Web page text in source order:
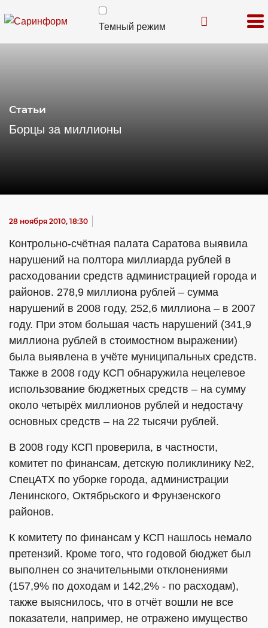
Темный режим
Статьи
Борцы за миллионы
28 ноября 2010, 18:30
Контрольно-счётная палата Саратова выявила
нарушений на полтора миллиарда рублей в
расходовании средств администрацией города и
районов. 278,9 миллиона рублей – сумма
нарушений в 2008 году, 252,6 миллиона – в 2007
году. При этом большая часть нарушений (341,9
миллиона рублей в стоимостном выражении)
была выявлена в учёте муниципальных средств.
Также в 2008 году КСП обнаружила нецелевое
использование бюджетных средств – на сумму
около четырёх миллионов рублей и недостачу
основных средств – на 22 тысячи рублей.
В 2008 году КСП проверила, в частности,
комитет по финансам, детскую поликлинику №2,
СпецАТХ по уборке города, администрации
Ленинского, Октябрьского и Фрунзенского
районов.
К комитету по финансам у КСП нашлось немало
претензий. Кроме того, что годовой бюджет был
выполнен со значительными отклонениями
(157,9% по доходам и 142,2% - по расходам),
также выяснилось, что в отчёт вошли не все
показатели, например, не отражено имущество